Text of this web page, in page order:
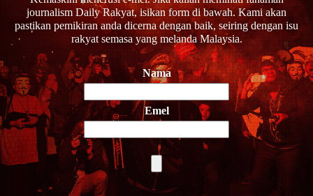
journalism Daily Rakyat, isikan form di bawah. Kami akan
pastikan pemikiran anda dicerna dengan baik, seiring dengan isu
rakyat semasa yang melanda Malaysia.
Nama
Emel